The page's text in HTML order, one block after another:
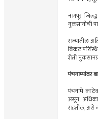
नागपूर
नुकसानीची
राज्यातील
बिकट
शेती
पंचनाम्यांवर
पंचनामे
असून,
राहतील, असे